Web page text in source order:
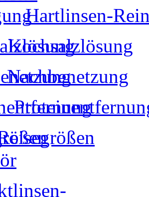
Hartlinsen-
Kochsalzlösung
Nachbenetzung